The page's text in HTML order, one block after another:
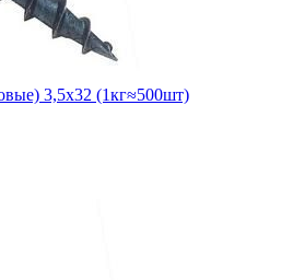
3,5х32 (1кг≈500шт)